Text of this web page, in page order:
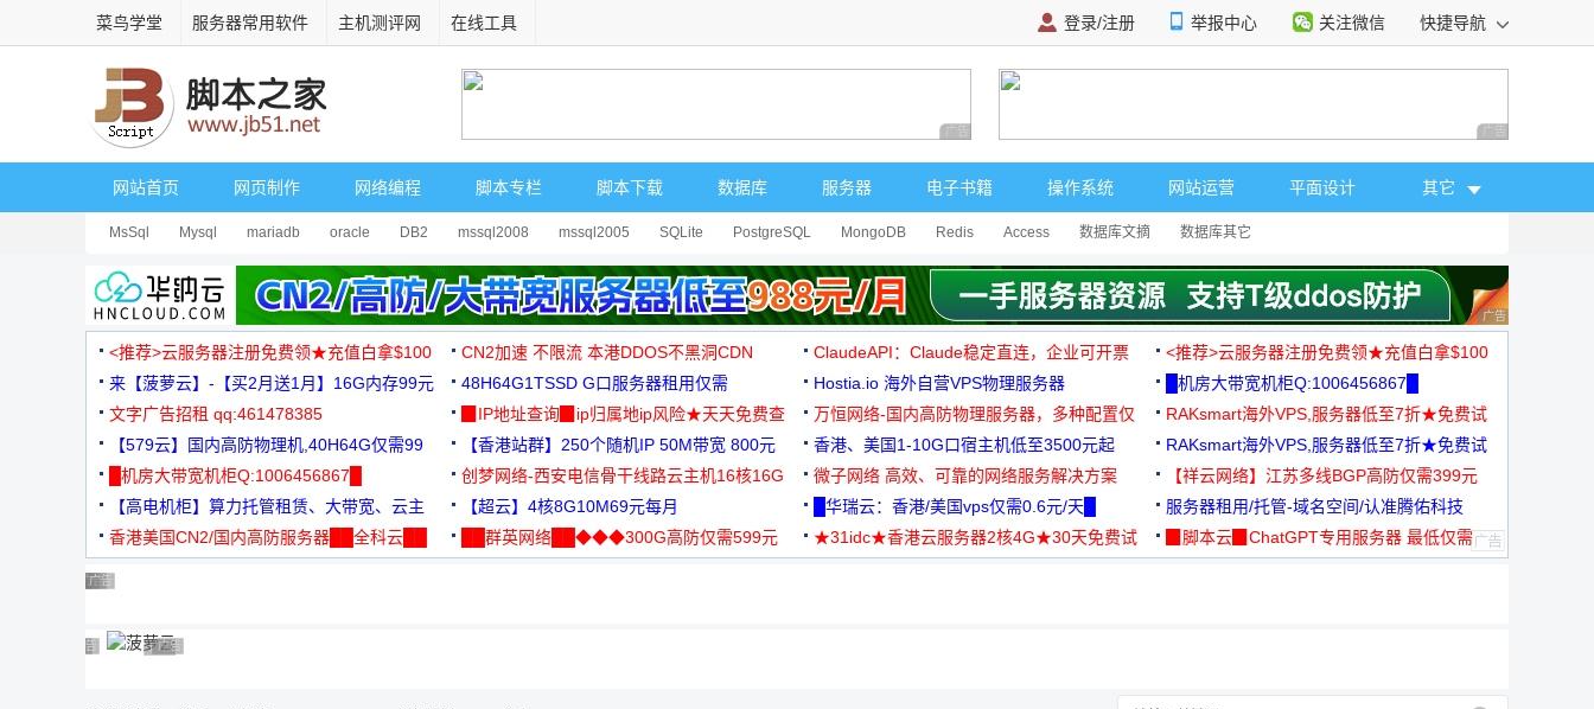
菜鸟学堂 服务器常用软件 主机测评网 在线工具 登录/注册 举报中心 关注微信 快捷导航
广告 商业广告，理性选择 广告 商业广告，理
网站首页 网页制作 网络编程 脚本专栏 脚本下载 数据库 服务器 电子书籍 操作系统 网站运营 平面设计 其它
MsSql Mysql mariadb oracle DB2 mssql2008 mssql2005 SQLite PostgreSQL MongoDB Redis Access 数据库文摘 数据库其它
广告 商业广告，理
<推荐>云服务器注册免费领★充值白拿$100 CN2加速 不限流 本港DDOS不黑洞CDN ClaudeAPI：Claude稳定直连，企业可开票
<推荐>云服务器注册免费领★充值白拿$100
来【菠萝云】-【买2月送1月】16G内存99元
48H64G1TSSD G口服务器租用仅需
3000+可免费测试
Hostia.io 海外自营VPS物理服务器
█机房大带宽机柜Q:1006456867█
文字广告招租 qq:461478385
▉IP地址查询▉ip归属地ip风险★天天免费查
万恒网络-国内高防物理服务器，多种配置仅
99元/月起
RAKsmart海外VPS,服务器低至7折★免费试
用★
【579云】国内高防物理机,40H64G仅需99
元
【香港站群】250个随机IP 50M带宽 800元 香港、美国1-10G口宿主机低至3500元起
RAKsmart海外VPS,服务器低至7折★免费试
用★
█机房大带宽机柜Q:1006456867█
创梦网络-西安电信骨干线路云主机16核16G
88元/月
微子网络 高效、可靠的网络服务解决方案
【祥云网络】江苏多线BGP高防仅需399元
【高电机柜】算力托管租赁、大带宽、云主
机
【超云】4核8G10M69元每月 █华瑞云：香港/美国vps仅需0.6元/天█
服务器租用/托管-域名空间/认准腾佑科技
香港美国CN2/国内高防服务器██全科云██
██群英网络██◆◆◆300G高防仅需599元
★31idc★香港云服务器2核4G★30天免费试
▉脚本云▉ChatGPT专用服务器 最低仅需
广告 商业广告，理性选择
广告 商业广告，理性选择
广告 商业广告，理性选择
广告 商业广告，理性选择
广告 商业广告，理性选择
广告 商业广告，理性选择
广告 商业广告，理性选择
广告 商业广告，理性选择广告 商业广告，理性选择
广告 商业广告，理性选择